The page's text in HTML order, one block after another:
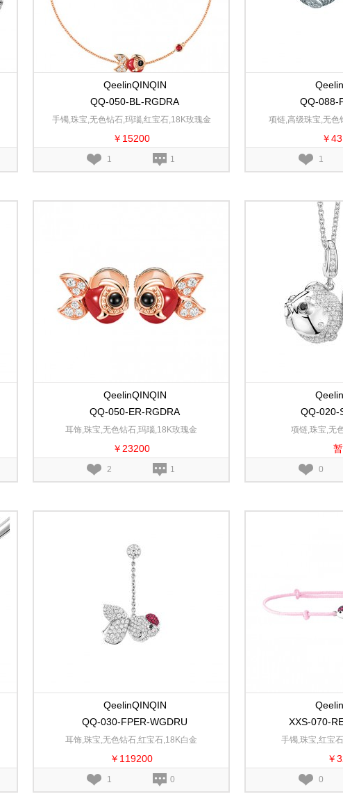
QeelinQINQIN
QQ-050-BL-RGDRA
手镯,珠宝,无色钻石,玛瑙,红宝石,18K玫瑰金
￥15200
1 1
QQ-088-
项链,高级珠宝,无色
￥
1
QeelinQINQIN
QQ-050-ER-RGDRA
耳饰,珠宝,无色钻石,玛瑙,18K玫瑰金
￥23200
2 1
QQ-020-
项链,珠宝,无
0
QeelinQINQIN
QQ-030-FPER-WGDRU
耳饰,珠宝,无色钻石,红宝石,18K白金
￥119200
1 0
XXS-070-
手镯,珠宝,红宝
￥
0